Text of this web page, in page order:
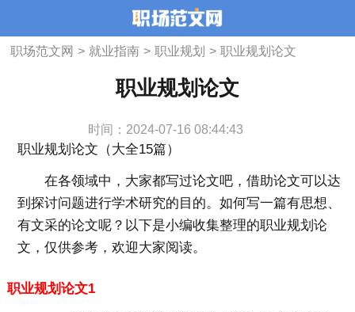
职场范文网 > 就业指南 > 职业规划 > 职业规划论文
职业规划论文
时间：2024-07-16 08:44:43
职业规划论文（大全15篇）
在各领域中，大家都写过论文吧，借助论文可以达
到探讨问题进行学术研究的目的。如何写一篇有思想、
有文采的论文呢？以下是小编收集整理的职业规划论
文，仅供参考，欢迎大家阅读。
职业规划论文1